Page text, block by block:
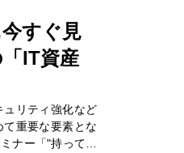
すぐ見
IT資産
ュリティ強化など
重要な要素とな
ナー「"持ってい